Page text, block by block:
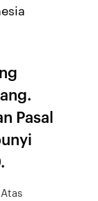
Pasal